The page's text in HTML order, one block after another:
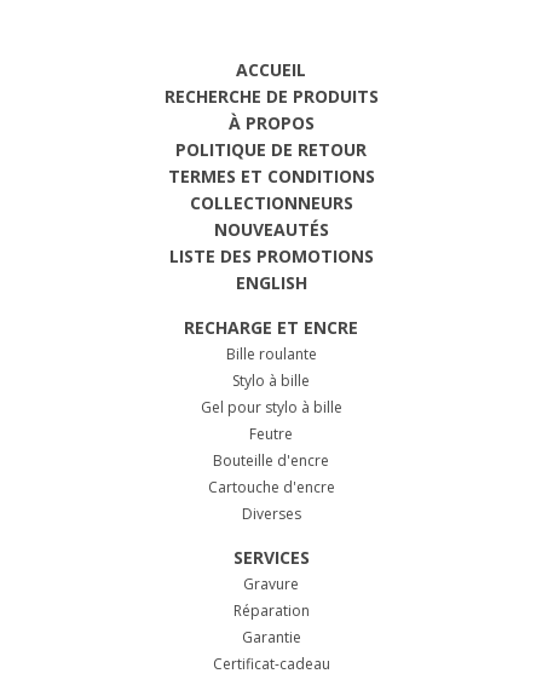
ACCUEIL
RECHERCHE DE PRODUITS
À PROPOS
POLITIQUE DE RETOUR
TERMES ET CONDITIONS
COLLECTIONNEURS
NOUVEAUTÉS
LISTE DES PROMOTIONS
ENGLISH
RECHARGE ET ENCRE
Bille roulante
Stylo à bille
Gel pour stylo à bille
Feutre
Bouteille d'encre
Cartouche d'encre
Diverses
SERVICES
Gravure
Réparation
Garantie
Certificat-cadeau